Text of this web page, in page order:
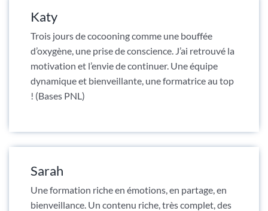
Katy
Trois jours de cocooning comme une bouffée
d’oxygène, une prise de conscience. J’ai retrouvé la
motivation et l’envie de continuer. Une équipe
dynamique et bienveillante, une formatrice au top
! (Bases PNL)
Sarah
Une formation riche en émotions, en partage, en
bienveillance. Un contenu riche, très complet, des